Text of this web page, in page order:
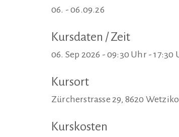
06. - 06.09.26
Kursdaten / Zeit
06. Sep 2026 - 09:30 Uhr - 17:30
Kursort
Zürcherstrasse 29, 8620
Kurskosten